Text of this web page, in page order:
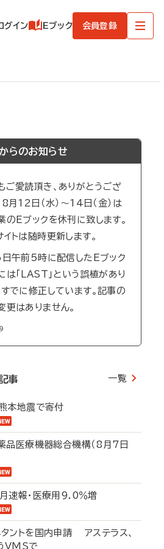
グイン Eブック 会員登録
らのお知らせ
愛読頂き、ありがとうござ
8月12日（水）～14日（金）は
のEブックを休刊に致します。
イトは随時更新します。
午前5時に配信したEブック
は「LAST」という誤植があり
すでに修正しています。記事の
更はありません。
事 一覧
熊本地震で寄付
薬品医療機器総合機構（8月7日
月速報・医療用9.0％増
タントを国内申請 アステラス、
VMSで